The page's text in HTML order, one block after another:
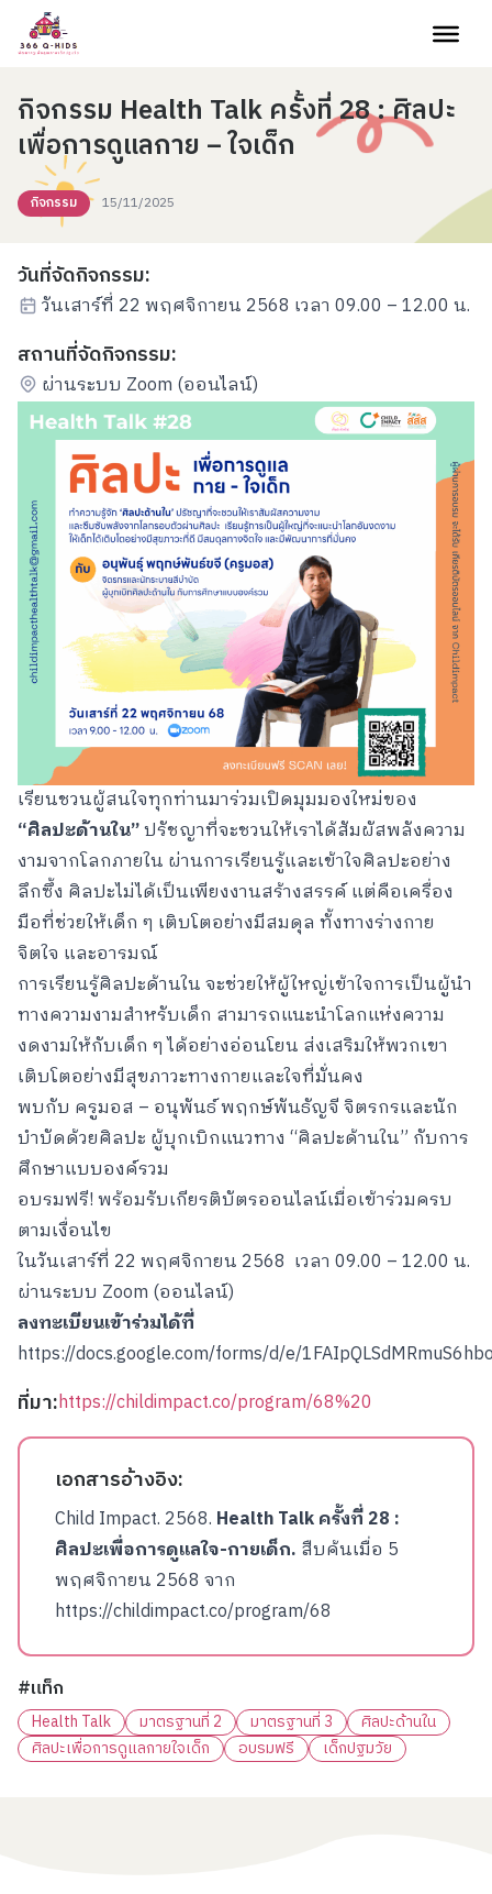
Skip to content
กิจกรรม Health Talk ครั้งที่ 28 : ศิลปะ
เพื่อการดูแลกาย – ใจเด็ก
กิจกรรม 15/11/2025
วันที่จัดกิจกรรม:
วันเสาร์ที่ 22 พฤศจิกายน 2568 เวลา 09.00 – 12.00 น.
สถานที่จัดกิจกรรม:
ผ่านระบบ Zoom (ออนไลน์)
เรียนชวนผู้สนใจทุกท่านมาร่วมเปิดมุมมองใหม่ของ
“ศิลปะด้านใน”ปรัชญาที่จะชวนให้เราได้สัมผัสพลังความ
งามจากโลกภายใน ผ่านการเรียนรู้และเข้าใจศิลปะอย่าง
ลึกซึ้ง ศิลปะไม่ได้เป็นเพียงงานสร้างสรรค์ แต่คือเครื่อง
มือที่ช่วยให้เด็ก ๆ เติบโตอย่างมีสมดุล ทั้งทางร่างกาย
จิตใจ และอารมณ์
การเรียนรู้ศิลปะด้านใน จะช่วยให้ผู้ใหญ่เข้าใจการเป็นผู้นำ
ทางความงามสำหรับเด็ก สามารถแนะนำโลกแห่งความ
งดงามให้กับเด็ก ๆ ได้อย่างอ่อนโยน ส่งเสริมให้พวกเขา
เติบโตอย่างมีสุขภาวะทางกายและใจที่มั่นคง
พบกับ ครูมอส – อนุพันธ์ พฤกษ์พันธัญจี จิตรกรและนัก
บำบัดด้วยศิลปะ ผู้บุกเบิกแนวทาง “ศิลปะด้านใน” กับการ
ศึกษาแบบองค์รวม
อบรมฟรี! พร้อมรับเกียรติบัตรออนไลน์เมื่อเข้าร่วมครบ
ตามเงื่อนไข
ในวันเสาร์ที่ 22 พฤศจิกายน 2568 เวลา 09.00 – 12.00 น.
ผ่านระบบ Zoom (ออนไลน์)
ลงทะเบียนเข้าร่วมได้ที่
https://docs.google.com/forms/d/e/
ที่มา:https://childimpact.co/program/68%20
เอกสารอ้างอิง:
Child Impact. 2568. Health Talk ครั้งที่ 28 :
ศิลปะเพื่อการดูแลใจ-กายเด็ก. สืบค้นเมื่อ 5
พฤศจิกายน 2568 จาก
https://childimpact.co/program/68
#แท็ก
Health Talk มาตรฐานที่ 2 มาตรฐานที่ 3
ศิลปะด้านใน
ศิลปะเพื่อการดูแลกายใจเด็ก
อบรมฟรี เด็กปฐมวัย